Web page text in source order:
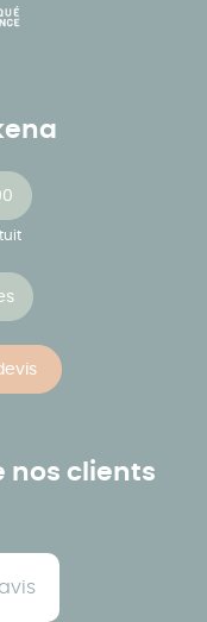
nos clients